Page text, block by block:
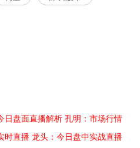
日盘面直播解析 孔明：市场行情
时直播 龙头：今日盘中实战直播